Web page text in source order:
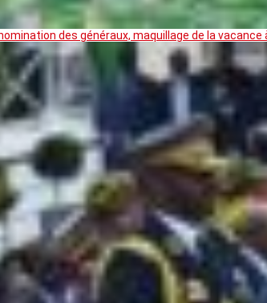
des généraux, maquillage de la